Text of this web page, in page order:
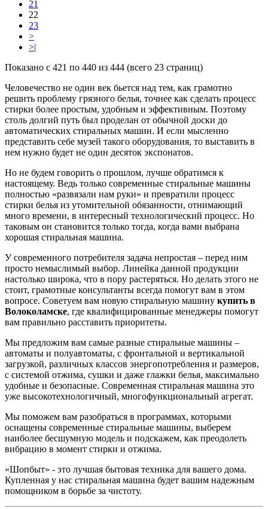
21
22
23
>
>|
Показано с 421 по 440 из 444 (всего 23 страниц)
Человечество не один век бьется над тем, как грамотно
решить проблему грязного белья, точнее как сделать процесс
стирки более простым, удобным и эффективным. Поэтому
столь долгий путь был проделан от обычной доски до
автоматических стиральных машин. И если мысленно
представить себе музей такого оборудования, то выставить в
нем нужно будет не один десяток экспонатов.
Но не будем говорить о прошлом, лучше обратимся к
настоящему. Ведь только современные стиральные машины
полностью «развязали нам руки» и превратили процесс
стирки белья из утомительной обязанности, отнимающий
много времени, в интересный технологический процесс. Но
таковым он становится только тогда, когда вами выбрана
хорошая стиральная машина.
У современного потребителя задача непростая – перед ним
просто немыслимый выбор. Линейка данной продукции
настолько широка, что в пору растеряться. Но делать этого не
стоит, грамотные консультанты всегда помогут вам в этом
вопросе. Советуем вам новую стиральную машину купить в
Волоколамске, где квалифицированные менеджеры помогут
вам правильно расставить приоритеты.
Мы предложим вам самые разные стиральные машины –
автоматы и полуавтоматы, с фронтальной и вертикальной
загрузкой, различных классов энергопотребления и размеров,
с системой отжима, сушки и даже глажки белья, максимально
удобные и безопасные. Современная стиральная машина это
уже высокотехнологичный, многофункциональный агрегат.
Мы поможем вам разобраться в программах, которыми
оснащены современные стиральные машины, выберем
наиболее бесшумную модель и подскажем, как преодолеть
вибрацию в момент стирки и отжима.
«Шопбыт» - это лучшая бытовая техника для вашего дома.
Купленная у нас стиральная машина будет вашим надежным
помощником в борьбе за чистоту.